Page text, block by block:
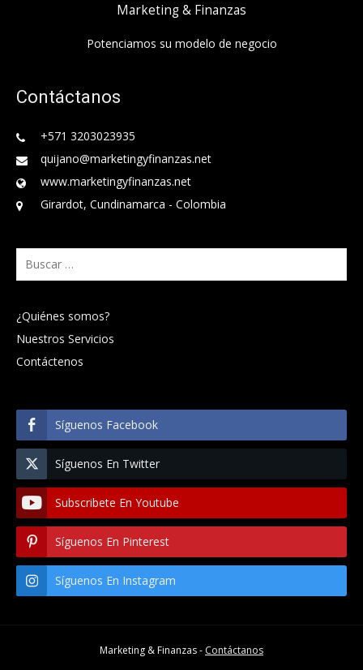
Marketing & Finanzas
Potenciamos su modelo de negocio
Contáctanos
+571 3203023935
quijano@marketingyfinanzas.net
www.marketingyfinanzas.net
Girardot, Cundinamarca - Colombia
Buscar:
¿Quiénes somos?
Nuestros Servicios
Contáctenos
Síguenos Facebook
Síguenos En Twitter
Subscribete En Youtube
Síguenos En Pinterest
Síguenos En Instagram
Marketing & Finanzas - Contáctanos